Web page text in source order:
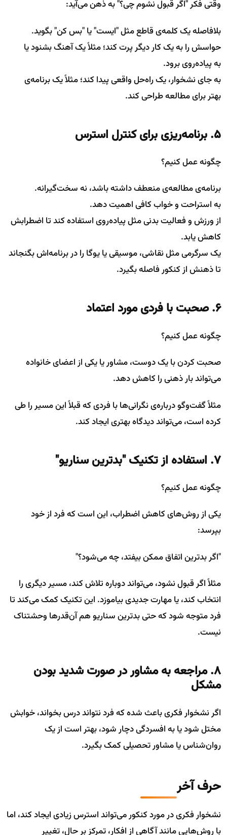
وقتی فکر "اگر قبول نشوم چی؟" به ذهن می‌آید:
بلافاصله یک کلمه‌ی قاطع مثل "ایست" یا "بس کن" بگوید.
حواسش را به یک کار دیگر پرت کند؛ مثلاً یک آهنگ بشنود یا
به پیاده‌روی برود.
به جای نشخوار، یک راه‌حل واقعی پیدا کند؛ مثلاً یک برنامه‌ی
بهتر برای مطالعه طراحی کند.
۵. برنامه‌ریزی برای کنترل استرس
چگونه عمل کنیم؟
برنامه‌ی مطالعه‌ی منعطف داشته باشد، نه سخت‌گیرانه.
به استراحت و خواب کافی اهمیت دهد.
از ورزش و فعالیت بدنی مثل پیاده‌روی استفاده کند تا اضطرابش
کاهش یابد.
یک سرگرمی مثل نقاشی، موسیقی یا یوگا را در برنامه‌اش بگنجاند
تا ذهنش از کنکور فاصله بگیرد.
۶. صحبت با فردی مورد اعتماد
چگونه عمل کنیم؟
صحبت کردن با یک دوست، مشاور یا یکی از اعضای خانواده
می‌تواند بار ذهنی را کاهش دهد.
مثلاً گفت‌وگو درباره‌ی نگرانی‌ها با فردی که قبلاً این مسیر را طی
کرده است، می‌تواند دیدگاه بهتری ایجاد کند.
۷. استفاده از تکنیک "بدترین سناریو"
چگونه عمل کنیم؟
یکی از روش‌های کاهش اضطراب، این است که فرد از خود
بپرسد:
"اگر بدترین اتفاق ممکن بیفتد، چه می‌شود؟"
مثلاً اگر قبول نشود، می‌تواند دوباره تلاش کند، مسیر دیگری را
انتخاب کند، یا مهارت جدیدی بیاموزد. این تکنیک کمک می‌کند تا
فرد متوجه شود که حتی بدترین سناریو هم آن‌قدرها وحشتناک
نیست.
۸. مراجعه به مشاور در صورت شدید بودن
مشکل
اگر نشخوار فکری باعث شده که فرد نتواند درس بخواند، خوابش
مختل شود یا به افسردگی دچار شود، بهتر است از یک
روان‌شناس یا مشاور تحصیلی کمک بگیرد.
حرف آخر
نشخوار فکری در مورد کنکور می‌تواند استرس زیادی ایجاد کند، اما
با روش‌هایی مانند آگاهی از افکار، تمرکز بر حال، تغییر